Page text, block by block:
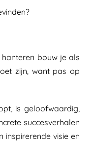
bouw je als
zijn, want pas op
is geloofwaardig,
succesverhalen
inspirerende visie en